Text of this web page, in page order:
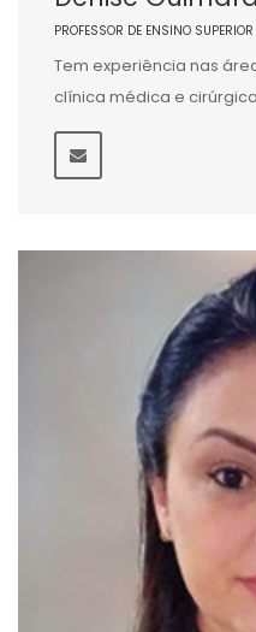
PROFESSOR DE ENSINO SUPERIOR
Tem experiência nas
clínica médica e